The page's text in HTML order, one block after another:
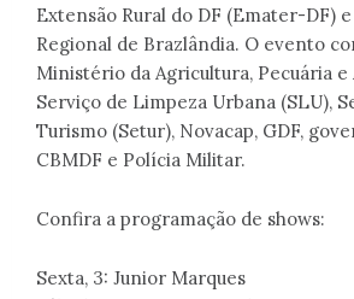
Extensão Rural do DF (Emater-DF)
Regional de Brazlândia. O evento
Ministério da Agricultura, Pecuária
Serviço de Limpeza Urbana (SLU),
Turismo (Setur), Novacap, GDF,
CBMDF e Polícia Militar.
Confira a programação de shows:
Sexta, 3: Junior Marques